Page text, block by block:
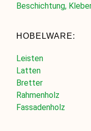
Beschichtung,
HOBELWARE:
Leisten
Latten
Bretter
Rahmenholz
Fassadenholz